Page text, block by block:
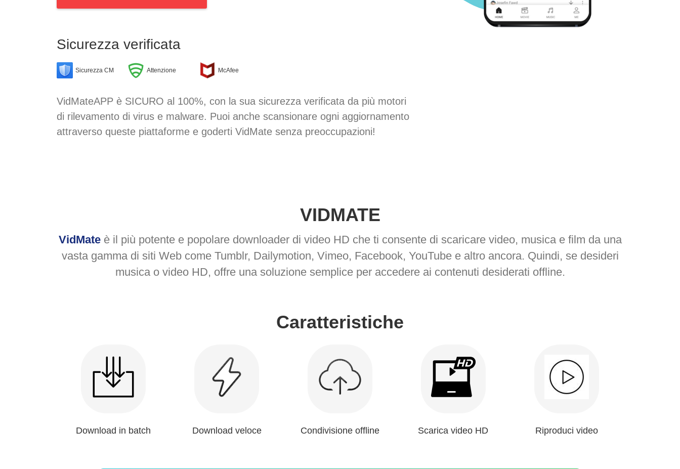
Sicurezza verificata
Sicurezza CM Attenzione McAfee
VidMateAPP è SICURO al 100%, con la sua sicurezza verificata da più motori
di rilevamento di virus e malware. Puoi anche scansionare ogni aggiornamento
attraverso queste piattaforme e goderti VidMate senza preoccupazioni!
VIDMATE
VidMate è il più potente e popolare downloader di video HD che ti consente di scaricare video, musica e film da una
vasta gamma di siti Web come Tumblr, Dailymotion, Vimeo, Facebook, YouTube e altro ancora. Quindi, se desideri
musica o video HD, offre una soluzione semplice per accedere ai contenuti desiderati offline.
Caratteristiche
Download in batch Download veloce Condivisione offline Scarica video HD Riproduci video